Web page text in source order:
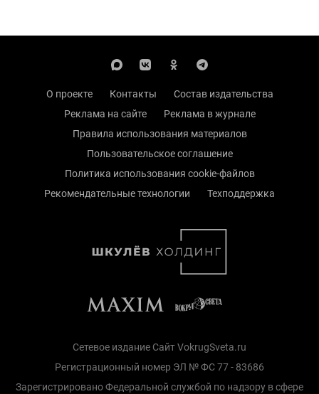
О проекте Контакты
Состав издательства
Реклама на сайте
Реклама в журнале
Правила использования материалов
Пользовательское соглашение
Политика использования cookie-файлов
Рекомендательные технологии
Техподдержка
Сетевое издание Сайт VokrugSveta.ru
Регистрационный номер ЭЛ № ФС 77 - 83686
Зарегистрировано Федеральной службой по надзору в сфере